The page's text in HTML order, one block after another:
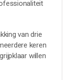
van drie
keren
willen